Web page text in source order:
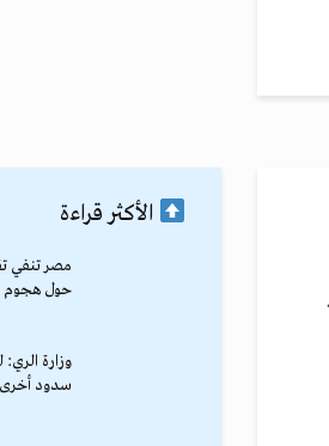
الأكثر قراءة
مصر تنفي
حول هجوم
وزارة
سدود أخرى